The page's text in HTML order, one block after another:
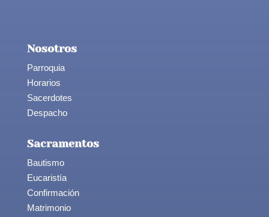
Nosotros
Parroquia
Horarios
Sacerdotes
Despacho
Sacramentos
Bautismo
Eucaristía
Confirmación
Matrimonio